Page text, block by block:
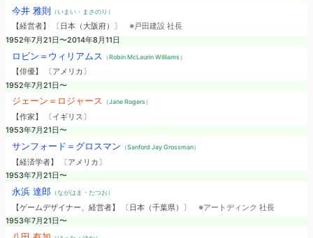
今井 雅則 （いまい・まさのり）
【経営者】 〔日本（大阪府）〕 ※戸田建設 社長
1952年7月21日〜2014年8月11日
ロビン＝ウィリアムス （Robin McLaurin Williams）
【俳優】 〔アメリカ〕
1952年7月21日〜
ジェーン＝ロジャース （Jane Rogers）
【作家】 〔イギリス〕
1953年7月21日〜
サンフォード＝グロスマン （Sanford Jay Grossman）
【経済学者】 〔アメリカ〕
1953年7月21日〜
永浜 達郎（ながはま・たつお）
【ゲームデザイナー、経営者】 〔日本（千葉県）〕 ※アートディンク 社長
1953年7月21日〜